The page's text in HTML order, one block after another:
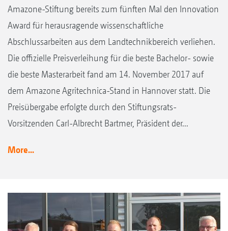
Amazone-Stiftung bereits zum fünften Mal den Innovation
Award für herausragende wissenschaftliche
Abschlussarbeiten aus dem Landtechnikbereich verliehen.
Die offizielle Preisverleihung für die beste Bachelor- sowie
die beste Masterarbeit fand am 14. November 2017 auf
dem Amazone Agritechnica-Stand in Hannover statt. Die
Preisübergabe erfolgte durch den Stiftungsrats-
Vorsitzenden Carl-Albrecht Bartmer, Präsident der...
More...